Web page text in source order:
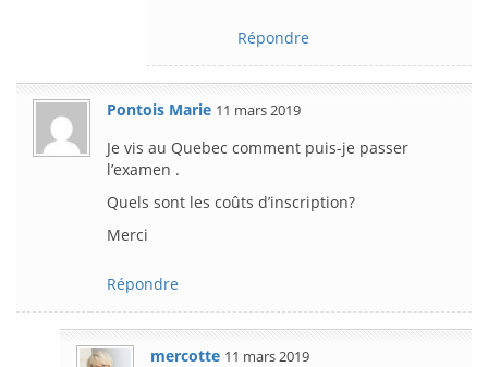
Répondre
Pontois Marie 11 mars 2019
Je vis au Quebec comment puis-je passer
l’examen .
Quels sont les coûts d’inscription?
Merci
Répondre
mercotte 11 mars 2019